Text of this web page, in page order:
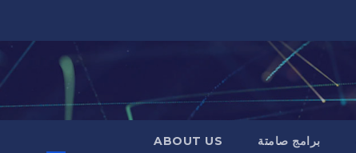
برامج صامتة ABOUT US